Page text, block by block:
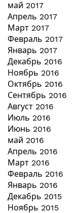
май 2017
Апрель 2017
Март 2017
Февраль 2017
Январь 2017
Декабрь 2016
Ноябрь 2016
Октябрь 2016
Сентябрь 2016
Август 2016
Июль 2016
Июнь 2016
май 2016
Апрель 2016
Март 2016
Февраль 2016
Январь 2016
Декабрь 2015
Ноябрь 2015